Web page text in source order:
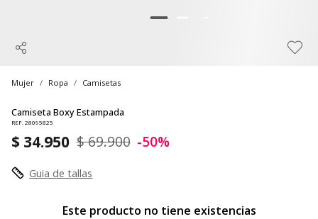
Mujer Ropa Camisetas
Camiseta Boxy Estampada
REF. 28095825
$ 34.950 $ 69.900 -50%
Guia de tallas
Este producto no tiene existencias